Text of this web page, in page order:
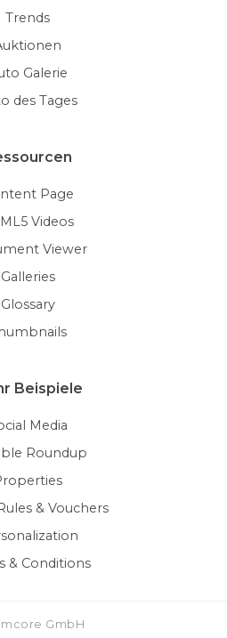
Trends
Galerie
des Tages
Page
Videos
Viewer
Galleries
Glossary
Beispiele
Media
Roundup
& Vouchers
& Conditions
GmbH